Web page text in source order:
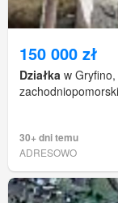
150 000 zł
Działka w
30+ dni temu
ADRESOWO